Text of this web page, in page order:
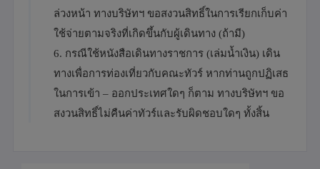
ล่วงหน้า ทางบริษัทฯ ขอสงวนสิทธิ์ในการเรียกเก็บค่า
ใช้จ่ายตามจริงที่เกิดขึ้นกับผู้เดินทาง (ถ้ามี)
6. กรณีใช้หนังสือเดินทางราชการ (เล่มน้ำเงิน) เดิน
ทางเพื่อการท่องเที่ยวกับคณะทัวร์ หากท่านถูกปฏิเสธ
ในการเข้า – ออกประเทศใดๆ ก็ตาม ทางบริษัทฯ ขอ
สงวนสิทธิ์ไม่คืนค่าทัวร์และรับผิดชอบใดๆ ทั้งสิ้น